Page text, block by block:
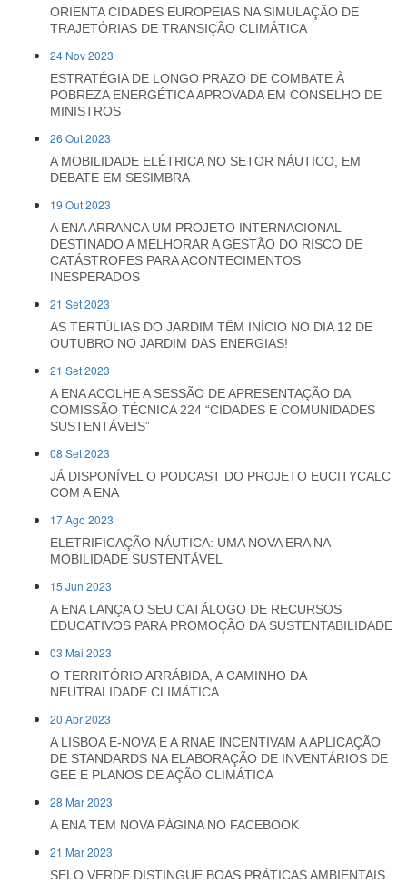
ORIENTA CIDADES EUROPEIAS NA SIMULAÇÃO DE
TRAJETÓRIAS DE TRANSIÇÃO CLIMÁTICA
24 Nov 2023
ESTRATÉGIA DE LONGO PRAZO DE COMBATE À
POBREZA ENERGÉTICA APROVADA EM CONSELHO DE
MINISTROS
26 Out 2023
A MOBILIDADE ELÉTRICA NO SETOR NÁUTICO, EM
DEBATE EM SESIMBRA
19 Out 2023
A ENA ARRANCA UM PROJETO INTERNACIONAL
DESTINADO A MELHORAR A GESTÃO DO RISCO DE
CATÁSTROFES PARA ACONTECIMENTOS
INESPERADOS
21 Set 2023
AS TERTÚLIAS DO JARDIM TÊM INÍCIO NO DIA 12 DE
OUTUBRO NO JARDIM DAS ENERGIAS!
21 Set 2023
A ENA ACOLHE A SESSÃO DE APRESENTAÇÃO DA
COMISSÃO TÉCNICA 224 “CIDADES E COMUNIDADES
SUSTENTÁVEIS”
08 Set 2023
JÁ DISPONÍVEL O PODCAST DO PROJETO EUCITYCALC
COM A ENA
17 Ago 2023
ELETRIFICAÇÃO NÁUTICA: UMA NOVA ERA NA
MOBILIDADE SUSTENTÁVEL
15 Jun 2023
A ENA LANÇA O SEU CATÁLOGO DE RECURSOS
EDUCATIVOS PARA PROMOÇÃO DA SUSTENTABILIDADE
03 Mai 2023
O TERRITÓRIO ARRÁBIDA, A CAMINHO DA
NEUTRALIDADE CLIMÁTICA
20 Abr 2023
A LISBOA E-NOVA E A RNAE INCENTIVAM A APLICAÇÃO
DE STANDARDS NA ELABORAÇÃO DE INVENTÁRIOS DE
GEE E PLANOS DE AÇÃO CLIMÁTICA
28 Mar 2023
A ENA TEM NOVA PÁGINA NO FACEBOOK
21 Mar 2023
SELO VERDE DISTINGUE BOAS PRÁTICAS AMBIENTAIS